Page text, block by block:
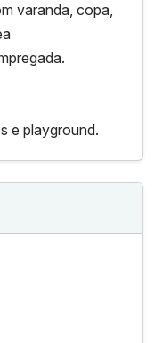
varanda, copa,
e playground.